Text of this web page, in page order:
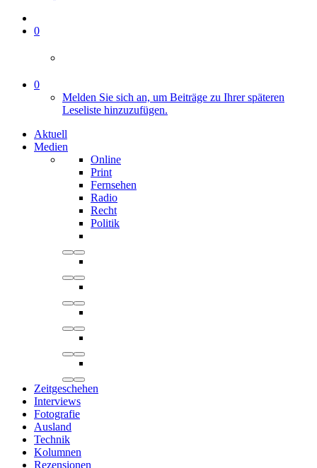
0
0
Melden Sie sich an, um Beiträge zu Ihrer späteren
Leseliste hinzuzufügen.
Aktuell
Medien
Online
Print
Fernsehen
Radio
Recht
Politik
Zeitgeschehen
Interviews
Fotografie
Ausland
Technik
Kolumnen
Rezensionen